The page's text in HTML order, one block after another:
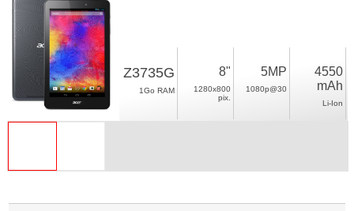
Z3735G
1Go RAM
8"
1280x800
pix.
5MP
1080p@30
4550
mAh
Li-Ion